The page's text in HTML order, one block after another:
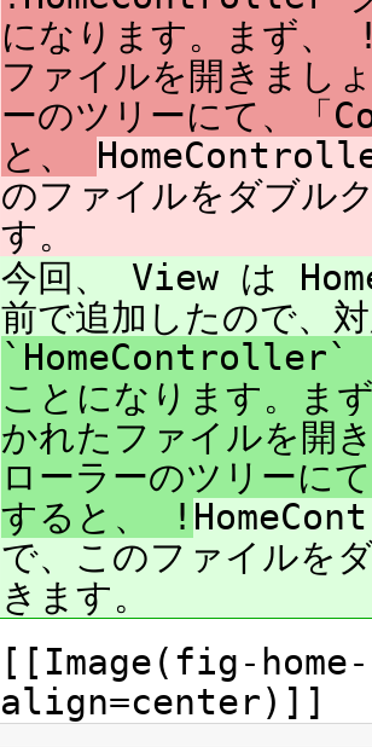
になります。まず
ファイルを開きまし
ーのツリーにて、
と、
のファイルをダブル
す。
今回、 View は
前で追加したので
`HomeController`
ことになります。
かれたファイルを開
ローラーのツリー
すると、 !
で、このファイルを
きます。
[[Image(fig-
align=center)]]